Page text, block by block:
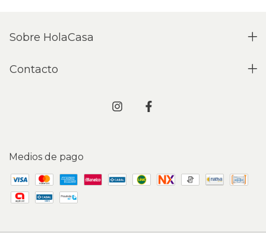
Sobre HolaCasa
Contacto
Medios de pago